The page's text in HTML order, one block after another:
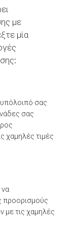
με
μία
σας
σας
χαμηλές τιμές
προορισμούς
με τις χαμηλές